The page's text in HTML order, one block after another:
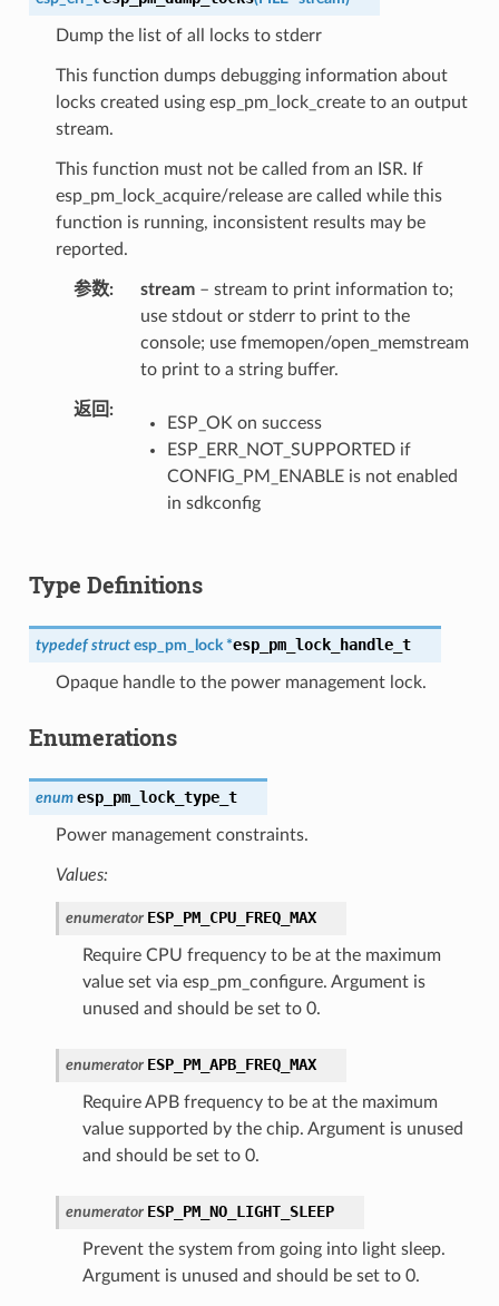
Dump the list of all locks to stderr
This function dumps debugging information about
locks created using esp_pm_lock_create to an output
stream.
This function must not be called from an ISR. If
esp_pm_lock_acquire/release are called while this
function is running, inconsistent results may be
reported.
参数 stream– stream to print information to;
use stdout or stderr to print to the
console; use fmemopen/open_memstream
to print to a string buffer.
返回
ESP_OK on success
ESP_ERR_NOT_SUPPORTED if
CONFIG_PM_ENABLE is not enabled
in sdkconfig
Type Definitions
typedef struct esp_pm_lock *esp_pm_lock_handle_t
Opaque handle to the power management lock.
Enumerations
enum esp_pm_lock_type_t
Power management constraints.
Values:
enumerator ESP_PM_CPU_FREQ_MAX
Require CPU frequency to be at the maximum
value set via esp_pm_configure. Argument is
unused and should be set to 0.
enumerator ESP_PM_APB_FREQ_MAX
Require APB frequency to be at the maximum
value supported by the chip. Argument is unused
and should be set to 0.
enumerator ESP_PM_NO_LIGHT_SLEEP
Prevent the system from going into light sleep.
Argument is unused and should be set to 0.